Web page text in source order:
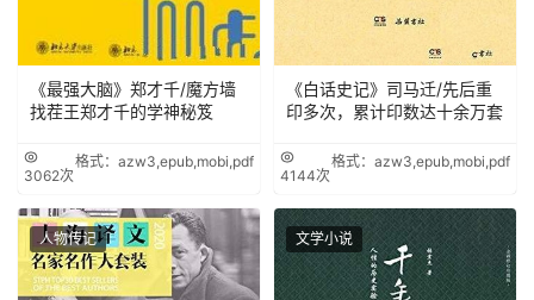
《最强大脑》郑才千/魔方墙
找茬王郑才千的学神秘笈
3062次
格式：azw3,epub,mobi,pdf
《白话史记》司马迁/先后重
印多次，累计印数达十余万套
4144次
格式：azw3,epub,mobi,pdf
人物传记 文学小说